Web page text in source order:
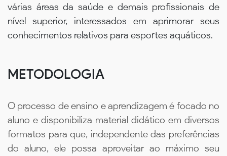
várias áreas da saúde e demais profissionais de
nível superior, interessados em aprimorar seus
conhecimentos relativos para esportes aquáticos.
METODOLOGIA
O processo de ensino e aprendizagem é focado no
aluno e disponibiliza material didático em diversos
formatos para que, independente das preferências
do aluno, ele possa aproveitar ao máximo seu